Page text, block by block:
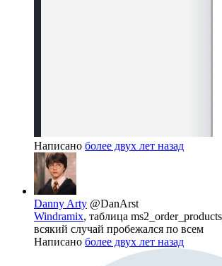
Написано более двух лет назад
Danny Arty @DanArst
Windramix, таблица
всякий случай пробежался по всем
Написано более двух лет назад